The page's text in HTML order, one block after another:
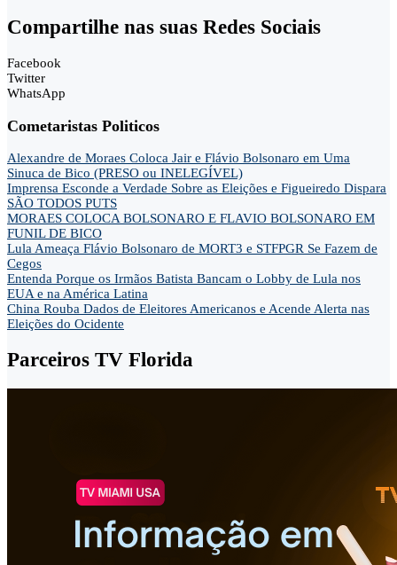
Compartilhe nas suas Redes Sociais
Facebook
Twitter
WhatsApp
Cometaristas Politicos
Alexandre de Moraes Coloca Jair e Flávio Bolsonaro em Uma
Sinuca de Bico (PRESO ou INELEGÍVEL)
Imprensa Esconde a Verdade Sobre as Eleições e Figueiredo Dispara
SÃO TODOS PUTS
MORAES COLOCA BOLSONARO E FLAVIO BOLSONARO EM
FUNIL DE BICO
Lula Ameaça Flávio Bolsonaro de MORT3 e STFPGR Se Fazem de
Cegos
Entenda Porque os Irmãos Batista Bancam o Lobby de Lula nos
EUA e na América Latina
China Rouba Dados de Eleitores Americanos e Acende Alerta nas
Eleições do Ocidente
Parceiros TV Florida